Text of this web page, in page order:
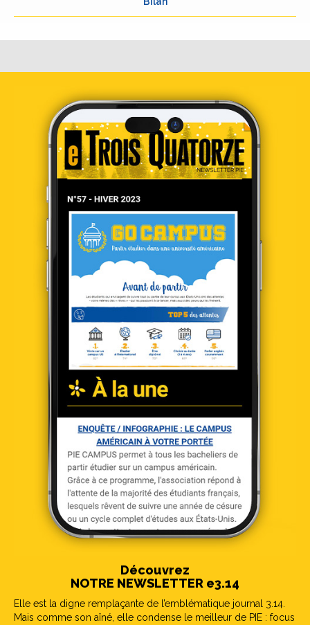
Découvrez
NOTRE NEWSLETTER e3.14
Elle est la digne remplaçante de l’emblématique journal 3.14.
Mais comme son aîné, elle condense le meilleur de PIE : focus